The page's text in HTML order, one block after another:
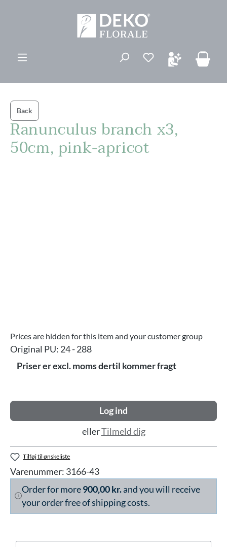
Du har 0
Back
Ranunculus branch x3,
50cm, pink-apricot
Prices are hidden for this item and your customer group
Original PU: 24 - 288
Priser er excl. moms dertil kommer fragt
Log ind
ellerTilmeld dig
Tilføj til ønskeliste
Varenummer: 3166-43
Order for more900,00 kr.and you will receive
your order free of shipping costs.